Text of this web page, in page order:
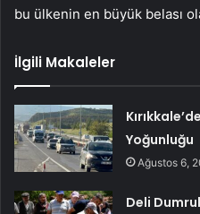
bu ülkenin en büyük belası
İlgili Makaleler
Yoğunluğu
Ağustos 6,
Deli